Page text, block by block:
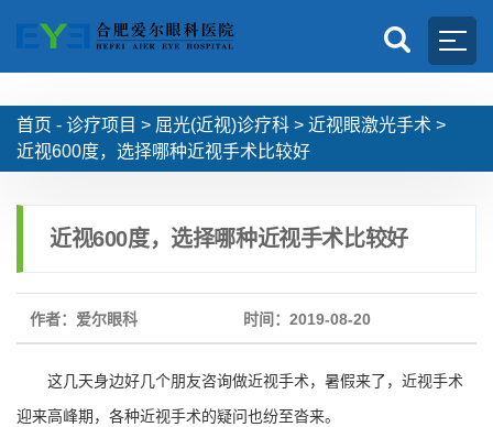
首页 - 诊疗项目 > 屈光(近视)诊疗科 > 近视眼激光手术 >
近视600度，选择哪种近视手术比较好
近视600度，选择哪种近视手术比较好
作者：爱尔眼科 时间：2019-08-20
这几天身边好几个朋友咨询做近视手术，暑假来了，近视手术
迎来高峰期，各种近视手术的疑问也纷至沓来。